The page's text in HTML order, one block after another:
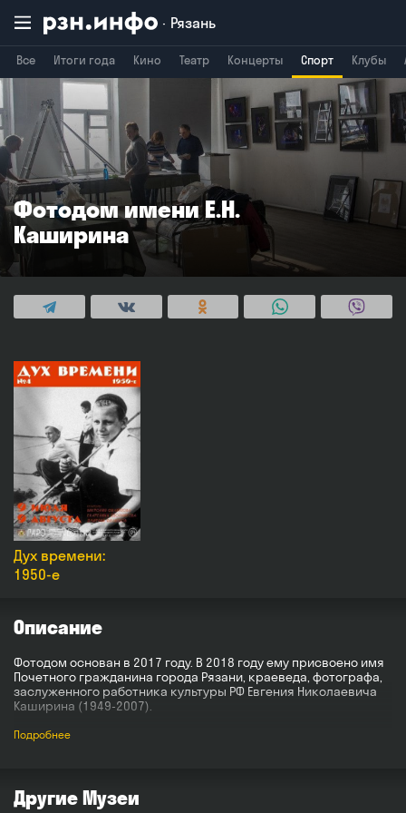
Рязань
Все Итоги года Кино Театр Концерты Спорт Клубы
Брянск
Фотодом имени Е.Н.
Каширина
Дух времени:
1950-е
Описание
Фотодом основан в 2017 году. В 2018 году ему присвоено имя
Почетного гражданина города Рязани, краеведа, фотографа,
заслуженного работника культуры РФ Евгения Николаевича
Каширина (1949-2007).
Фотодом — это фотолетопись истории Рязани, площадка для
На выставочных площадках Фотодома регулярно проводятся
фотографические моновыставки, обменные, общегородские
Подробнее
Другие Музеи